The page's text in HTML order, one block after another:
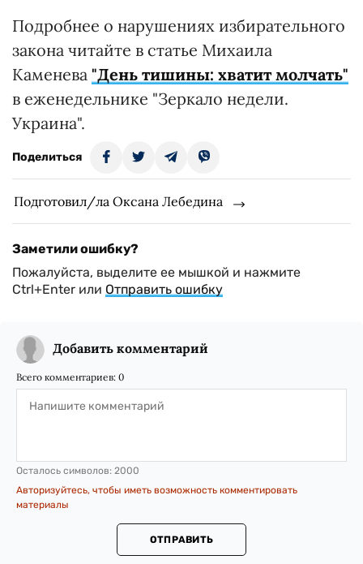
Подробнее о нарушениях избирательного
закона читайте в статье Михаила
Каменева "День тишины: хватит молчать"
в еженедельнике "Зеркало недели.
Украина".
Поделиться
Подготовил/ла Оксана Лебедина
Заметили ошибку?
Пожалуйста, выделите ее мышкой и нажмите
Ctrl+Enter или Отправить ошибку
Добавить комментарий
Всего комментариев: 0
Осталось символов: 2000
Авторизуйтесь, чтобы иметь возможность комментировать
материалы
ОТПРАВИТЬ